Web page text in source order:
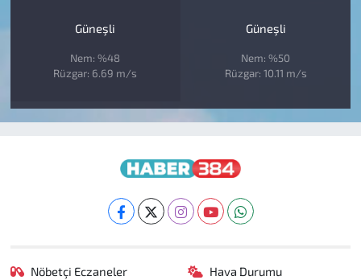
Güneşli
Nem: %48
Rüzgar: 6.69 m/s
Güneşli
Nem: %50
Rüzgar: 10.11 m/s
Nöbetçi Eczaneler Hava Durumu